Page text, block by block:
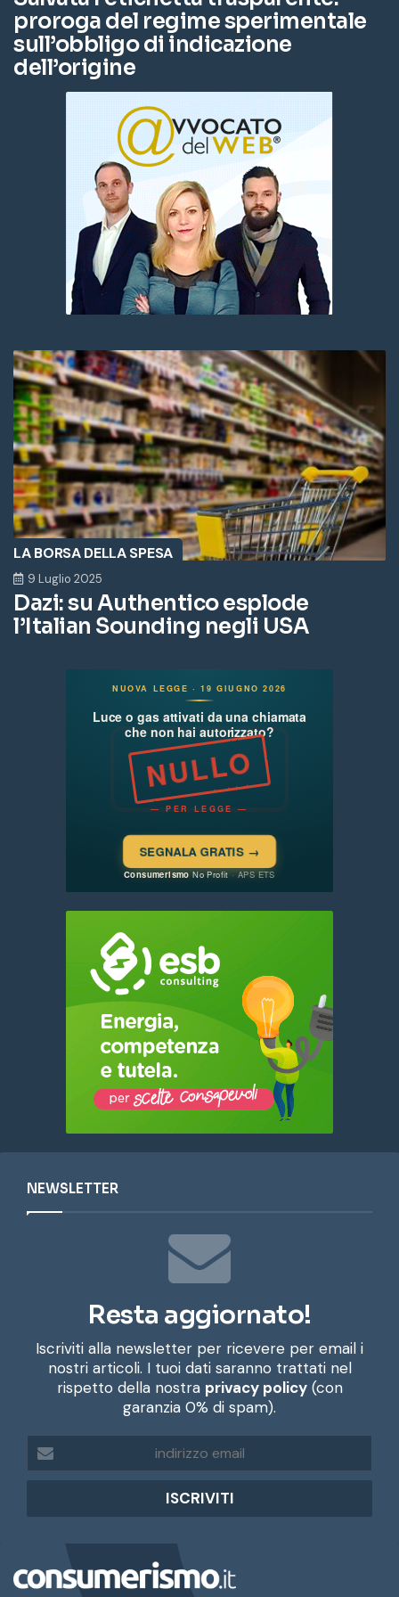
proroga del regime sperimentale
sull’obbligo di indicazione
dell’origine
LA BORSA DELLA SPESA
9 Luglio 2025
Dazi: su Authentico esplode
l’Italian Sounding negli USA
NEWSLETTER
Resta aggiornato!
Iscriviti alla newsletter per ricevere per email i
nostri articoli. I tuoi dati saranno trattati nel
rispetto della nostra privacy policy(con
garanzia 0% di spam).
d
r
z
o